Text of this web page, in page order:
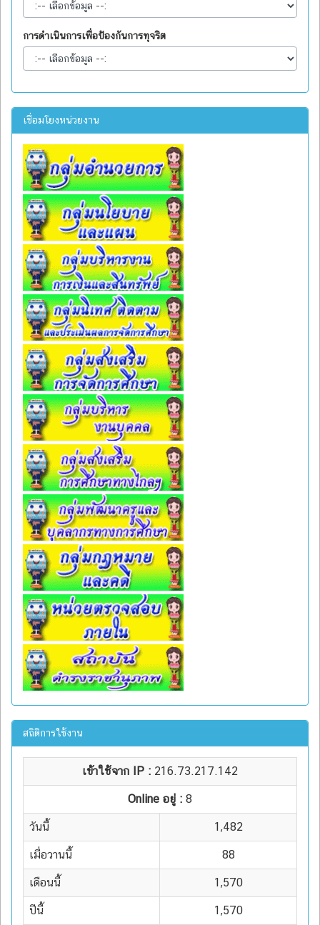
การดำเนินการเพื่อป้องกันการทุจริต
เชื่อมโยงหน่วยงาน
สถิติการใช้งาน
เข้าใช้จาก IP : 216.73.217.142
Online อยู่ : 8
วันนี้ 1,482
เมื่อวานนี้ 88
เดือนนี้ 1,570
ปีนี้ 1,570